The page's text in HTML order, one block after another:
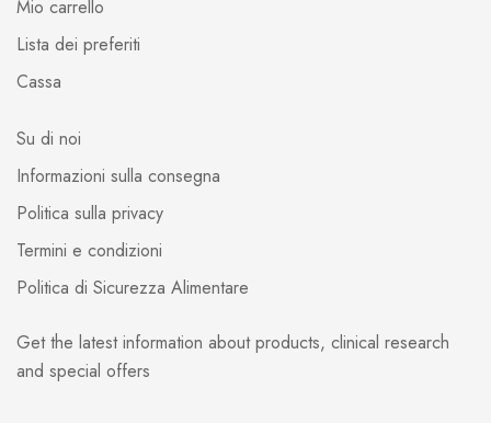
Mio carrello
Lista dei preferiti
Cassa
Su di noi
Informazioni sulla consegna
Politica sulla privacy
Termini e condizioni
Politica di Sicurezza Alimentare
Get the latest information about products, clinical research
and special offers